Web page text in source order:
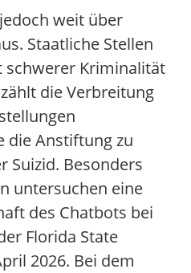
weit über
Staatliche Stellen
schwerer Kriminalität
die Verbreitung
die Anstiftung zu
Suizid. Besonders
untersuchen eine
des Chatbots bei
Florida State
2026. Bei dem